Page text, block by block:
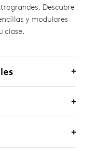
Descubre
y modulares
clase.